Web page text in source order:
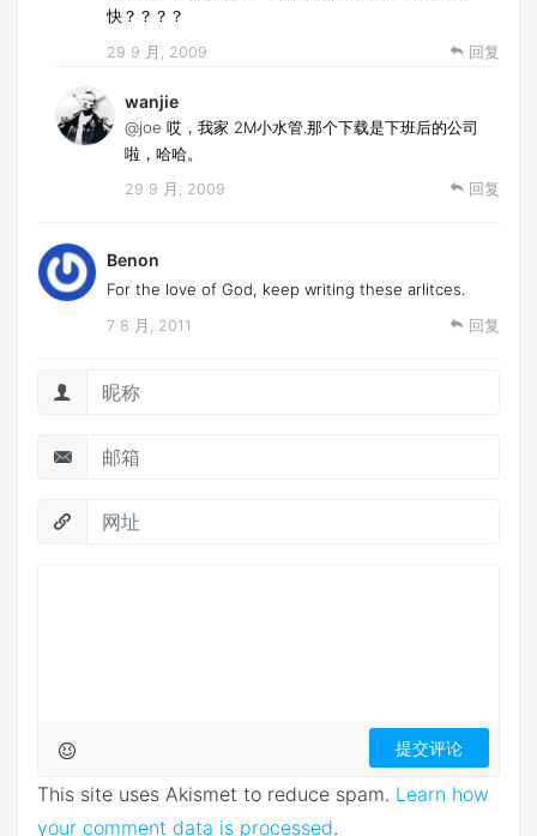
快？？？？
29 9 月, 2009 回复
wanjie
@joe 哎，我家 2M小水管.那个下载是下班后的公司
啦，哈哈。
29 9 月, 2009 回复
Benon
For the love of God, keep writing these arlitces.
7 8 月, 2011 回复
This site uses Akismet to reduce spam. Learn how
your comment data is processed.